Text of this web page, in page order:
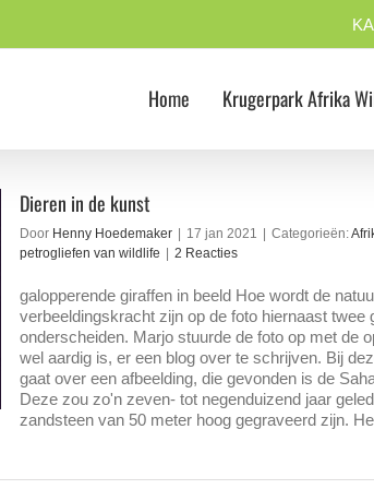
Home Krugerpark Afrika
Dieren in de kunst
Door Henny Hoedemaker 17 jan 2021 Categorieën:
petrogliefen van wildlife
2 Reacties
galopperende giraffen in beeld Hoe wordt de
verbeeldingskracht zijn op de foto hiernaast twee
onderscheiden. Marjo stuurde de foto op met de
wel aardig is, er een blog over te schrijven. Bij
gaat over een afbeelding, die gevonden is de
Deze zou zo'n zeven- tot negenduizend jaar
zandsteen van 50 meter hoog gegraveerd zijn.